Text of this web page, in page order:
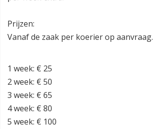
Prijzen:
Vanaf de zaak per koerier op aanvraag.
1 week: € 25
2 week: € 50
3 week: € 65
4 week: € 80
5 week: € 100